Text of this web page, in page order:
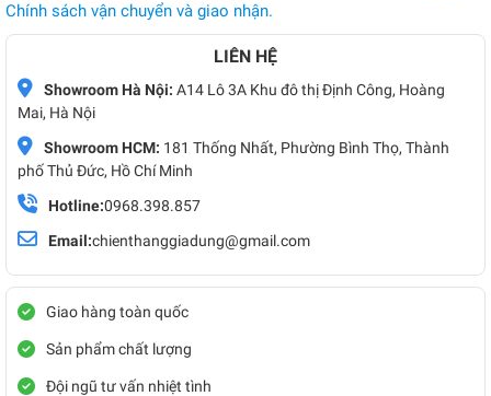
Chính sách vận chuyển và giao nhận.
LIÊN HỆ
Showroom Hà Nội: A14 Lô 3A Khu đô thị Định Công, Hoàng
Mai, Hà Nội
Showroom HCM: 181 Thống Nhất, Phường Bình Thọ, Thành
phố Thủ Đức, Hồ Chí Minh
Hotline:0968.398.857
Email:chienthanggiadung@gmail.com
Giao hàng toàn quốc
Sản phẩm chất lượng
Đội ngũ tư vấn nhiệt tình